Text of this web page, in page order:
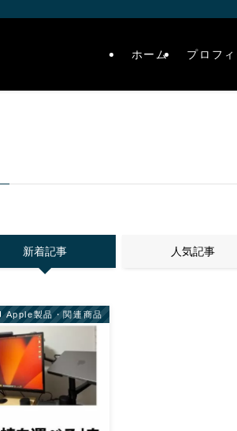
ホーム プロフ
新着記事 人気記事
Apple製品・関連商品